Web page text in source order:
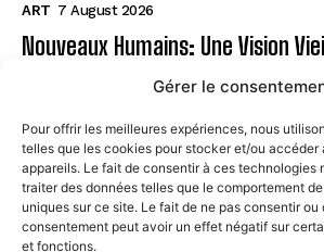
Gérer le
Pour offrir les meilleures expériences, nous
telles que les cookies pour stocker et/ou accéder
appareils. Le fait de consentir à ces technologies
traiter des données telles que le comportement
uniques sur ce site. Le fait de ne pas consentir ou
consentement peut avoir un effet négatif sur
et fonctions.
ART 7 August 2026
Nouveaux Humains: Une Vision
Page
CONTACT